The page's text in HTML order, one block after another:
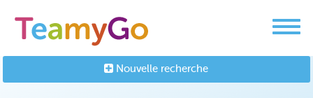
Nouvelle recherche